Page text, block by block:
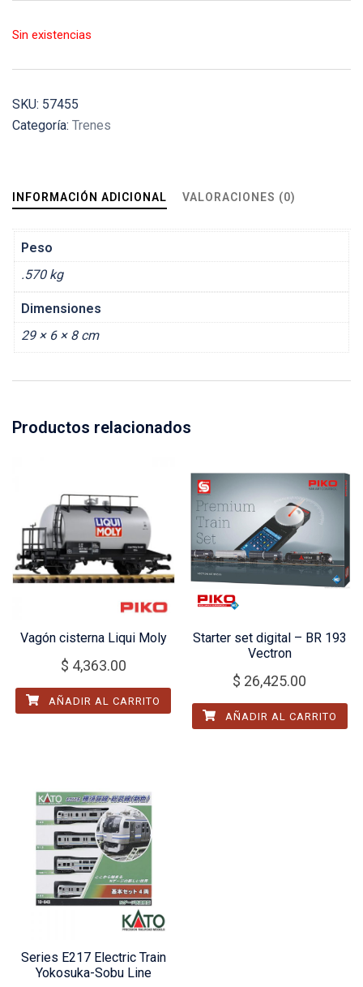
Sin existencias
SKU: 57455
Categoría: Trenes
INFORMACIÓN ADICIONAL VALORACIONES (0)
Peso
.570 kg
Dimensiones
29 × 6 × 8 cm
Productos relacionados
Vagón cisterna Liqui Moly
$ 4,363.00
AÑADIR AL CARRITO
Starter set digital – BR 193
Vectron
$ 26,425.00
AÑADIR AL CARRITO
Series E217 Electric Train
Yokosuka-Sobu Line